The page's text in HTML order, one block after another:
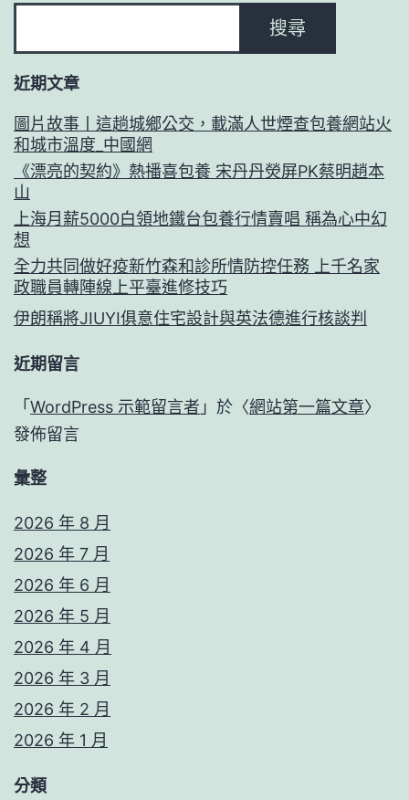
搜尋
近期文章
圖片故事丨這趟城鄉公交，載滿人世煙查包養網站火
和城市溫度_中國網
《漂亮的契約》熱播喜包養 宋丹丹熒屏PK蔡明趙本
山
上海月薪5000白領地鐵台包養行情賣唱 稱為心中幻
想
全力共同做好疫新竹森和診所情防控任務 上千名家
政職員轉陣線上平臺進修技巧
伊朗稱將JIUYI俱意住宅設計與英法德進行核談判
近期留言
「 WordPress 示範留言者 」於〈網站第一篇文章〉
發佈留言
彙整
2026 年 8 月
2026 年 7 月
2026 年 6 月
2026 年 5 月
2026 年 4 月
2026 年 3 月
2026 年 2 月
2026 年 1 月
分類